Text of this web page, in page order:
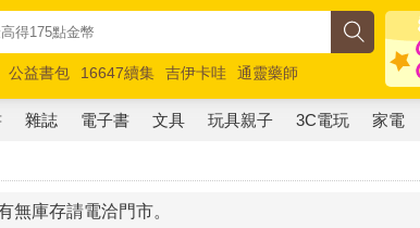
公益書包 16647續集 吉伊卡哇
通靈藥師
馬斯克 玩具總動員5 超慢跑
雜誌 電子書 文具 玩具親子 3C電玩 家電
庫存請電洽門市。